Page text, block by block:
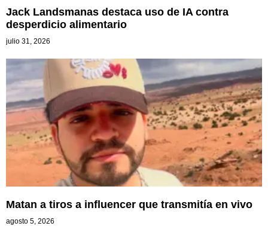
Jack Landsmanas destaca uso de IA contra
desperdicio alimentario
julio 31, 2026
Matan a tiros a influencer que transmitía en vivo
agosto 5, 2026